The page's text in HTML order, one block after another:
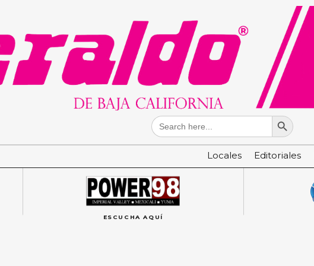
Search
for:
Search Button
Locales Editoriales
ESCUCHA AQUÍ